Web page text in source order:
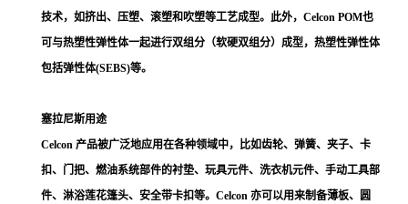
技术，如挤出、压塑、滚塑和吹塑等工艺成型。此外，Celcon POM也
可与热塑性弹性体一起进行双组分（软硬双组分）成型，热塑性弹性体
包括弹性体(SEBS)等。
塞拉尼斯用途
Celcon 产品被广泛地应用在各种领域中，比如齿轮、弹簧、夹子、卡
扣、门把、燃油系统部件的衬垫、玩具元件、洗衣机元件、手动工具部
件、淋浴莲花篷头、安全带卡扣等。Celcon 亦可以用来制备薄板、圆